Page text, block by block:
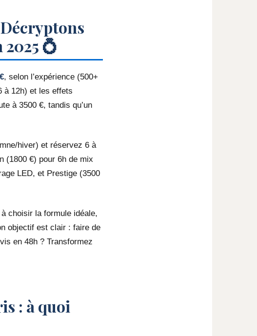
💍
, selon l’expérience (500+
à 12h) et les effets
à 3500 €, tandis qu’un
hiver) et réservez 6 à
(1800 €) pour 6h de mix
LED, et Prestige (3500
choisir la formule idéale,
objectif est clair : faire de
en 48h ? Transformez
: à quoi